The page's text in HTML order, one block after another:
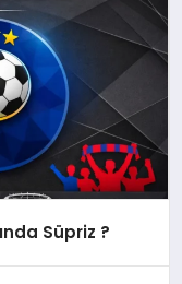
Süpriz ?